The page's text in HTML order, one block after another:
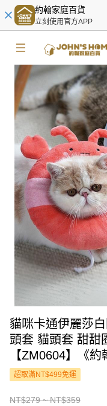
約翰家庭百貨
立刻使用官方APP
貓咪卡通伊麗莎
頭套 貓頭套 甜甜
【ZM0604】《
超取滿NT$499免運
NT$279 ~ NT$359